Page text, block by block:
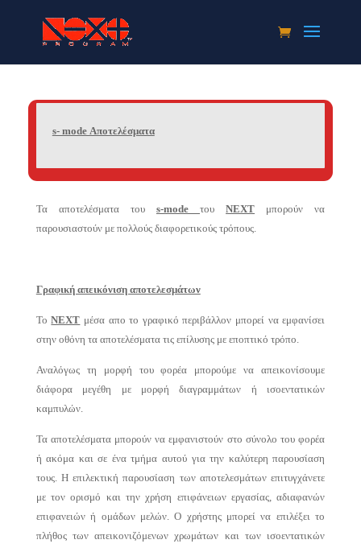
s- mode Αποτελέσματα
Τα αποτελέσματα του s-modeτουNEXT μπορούν να
παρουσιαστούν με πολλoύς διαφορετικούς τρόπους.
Γραφική απεικόνιση αποτελεσμάτων
ΤοNEXT μέσα απο το γραφικό περιβάλλον μπορεί να εμφανίσει
στην οθόνη τα αποτελέσματα τις επίλυσης με εποπτικό τρόπο.
Αναλόγως τη μορφή του φορέα μπορούμε να απεικονίσουμε
διάφορα μεγέθη με μορφή διαγραμμάτων ή ισοεντατικών
καμπυλών.
Τα αποτελέσματα μπορούν να εμφανιστούν στο σύνολο του φορέα
ή ακόμα και σε ένα τμήμα αυτού για την καλύτερη παρουσίαση
τους. Η επιλεκτική παρουσίαση των αποτελεσμάτων επιτυγχάνετε
με τον ορισμό και την χρήση επιφάνειων εργασίας, αδιαφανών
επιφανειών ή ομάδων μελών. Ο χρήστης μπορεί να επιλέξει το
πλήθος των απεικονιζόμενων χρωμάτων και των ισοεντατικών